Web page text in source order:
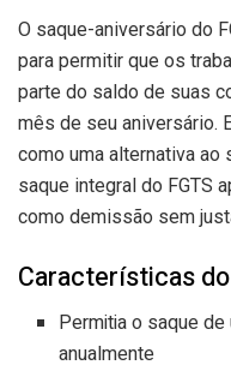
O saque-aniversário do
para permitir que os
parte do saldo de suas
mês de seu aniversário.
como uma alternativa
saque integral do FGTS
como demissão sem
Características
Permitia o saque
anualmente